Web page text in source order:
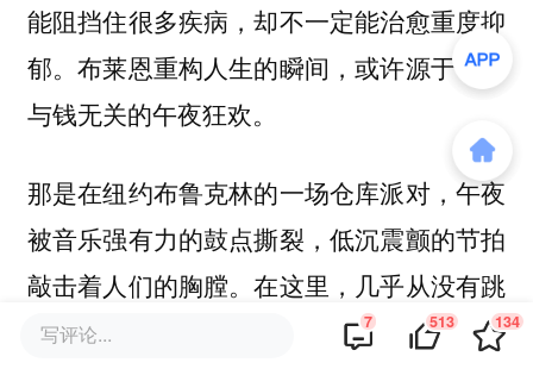
能阻挡住很多疾病，却不一定能治愈重度抑
郁。布莱恩重构人生的瞬间，或许源于一场
与钱无关的午夜狂欢。
那是在纽约布鲁克林的一场仓库派对，午夜
被音乐强有力的鼓点撕裂，低沉震颤的节拍
敲击着人们的胸膛。在这里，几乎从没有跳
过舞的布莱恩，卸下了西装革履、代码与报
写评论... 7 513 134